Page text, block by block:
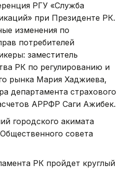
РГУ «Служба
при Президенте РК.
изменения по
потребителей
заместитель
РК по регулированию и
рынка Мария Хаджиева,
департамента страхового
АРРФР Саги Ажибек.
городского акимата
совета
РК пройдет круглый